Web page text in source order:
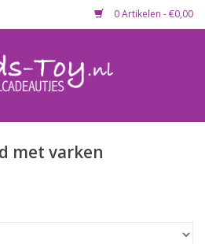
0 Artikelen - €0,00
met varken